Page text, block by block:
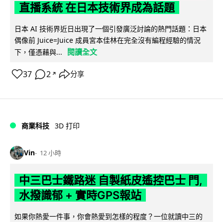
直播系統 在日本技術界成為話題
日本 AI 技術界近日出現了一個引發廣泛討論的熱門話題：日本
偶像前 Juice=Juice 成員宮本佳林在完全沒有編程經驗的情況
下，僅憑藉與...
閱讀全文
37 2 ↗ 分享
商業科技 3D 打印
Vin 12 小時
中三巴士鐵路迷 自製紙皮遙控巴士 門,
水撥識郁 + 實時GPS報站
如果你熱愛一件事，你會熱愛到怎樣的程度？一位就讀中三的